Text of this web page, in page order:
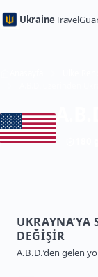
Ukraine
UKRAYNA’YA
DEĞIŞIR
A.B.D.’den gelen